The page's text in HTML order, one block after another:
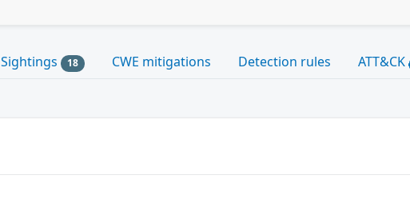
Sightings 18 CWE mitigations Detection rules ATT&CK